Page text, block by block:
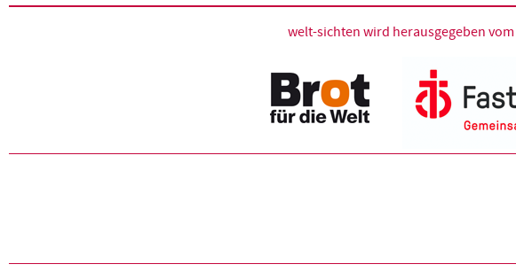
welt-sichten wird herausgegeben vom